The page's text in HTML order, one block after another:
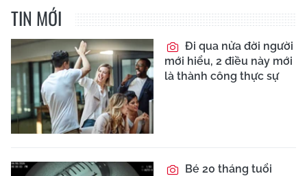
TIN MỚI
Đi qua nửa đời người
mới hiểu, 2 điều này mới
là thành công thực sự
Bé 20 tháng tuổi